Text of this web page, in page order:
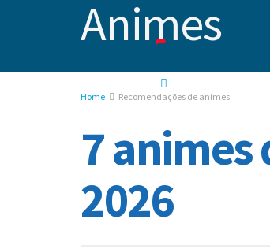
Home Recomendações de animes
7 animes
2026